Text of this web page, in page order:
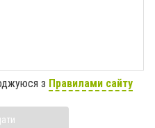
з Правилами сайту